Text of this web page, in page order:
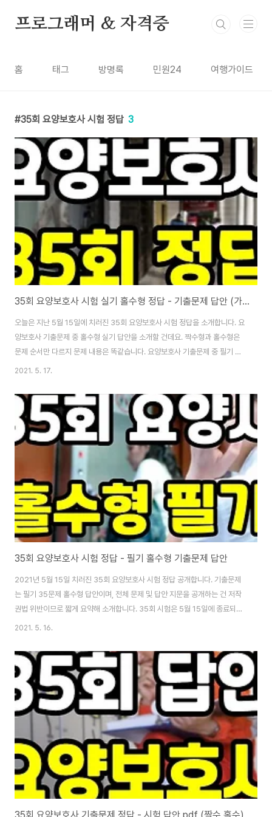
프로그래머 & 자격증
홈 태그 방명록 민원24 여행가이드
35회 요양보호사 시험 정답 3
35회 요양보호사 시험 실기 홀수형 정답 - 기출문제 답안 (가답안)
오늘은 지난 5월 15일에 치러진 35회 요양보호사 시험 정답을 소개합니다. 요
양보호사 기출문제 중 홀수형 실기 답안을 소개할 건데요. 짝수형과 홀수형은
문제 순서만 다르지 문제 내용은 똑같습니다. 요양보호사 기출문제 중 필기 정
답은 글 맨 아래에 링크로 알려드릴 테니 우선은 실기 홀수형 정답을 먼저 맞혀
로 합격자 발표가 나올 때까진 가답안이라 생각하시면 됩니다. 우선, 아래 요양
사 자격증 관련된 글 읽어보시고 답안 맞춰보세요. [▼ 2021년 요양보호사 월
급] 2021년 요양보호사 월급(최저 시급+연차수당) 계산하면? 오늘은 요양보
호사 2021년 급여와 관련된 정보를 간략하게 알려드리겠습니다. 지난 7월 13
2021. 5. 17.
35회 요양보호사 시험 정답 - 필기 홀수형 기출문제 답안
2021년 5월 15일 치러진 35회 요양보호사 시험 정답 공개합니다. 기출문제
는 필기 35문제 홀수형 답안이며, 전체 문제 및 답안 지문을 공개하는 건 저작
권법 위반이므로 짧게 요약해 소개합니다. 35회 시험은 5월 15일에 종료되었
고 36회 시험은 8월 7일 토요일, 37회 시험은 11월 6일 토요일에 치러집니
문제 및 모의고사 많이 풀어보시기 바랍니다. 먼저 아래 글 2개 읽어보시고 정
답 맞혀보세요. [▼ 요양보호사 월급 2021년] 2021년 요양보호사 월급(최저
시급+연차수당) 계산하면? 오늘은 요양보호사 2021년 급여와 관련된 정보를
간략하게 알려드리겠습니다. 지난 7월 13일에 2021년 최저기준 시급이 확정
되었습니다...
2021. 5. 16.